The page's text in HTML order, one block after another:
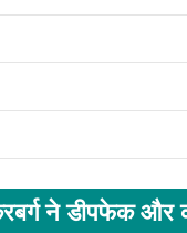
कंटेंट गड़बड़ियों